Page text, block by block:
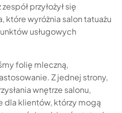
przyłożył się
które wyróżnia salon tatuażu
usługowych
folię mleczną,
Z jednej strony,
wnętrze salonu,
dla klientów, którzy mogą